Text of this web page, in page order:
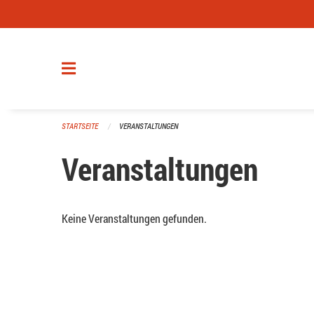
STARTSEITE VERANSTALTUNGEN
Veranstaltungen
Keine Veranstaltungen gefunden.